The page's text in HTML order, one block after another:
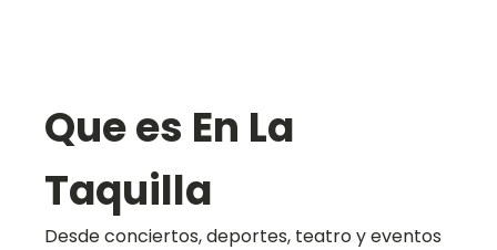
Que es En La
Taquilla
Desde conciertos, deportes, teatro y eventos